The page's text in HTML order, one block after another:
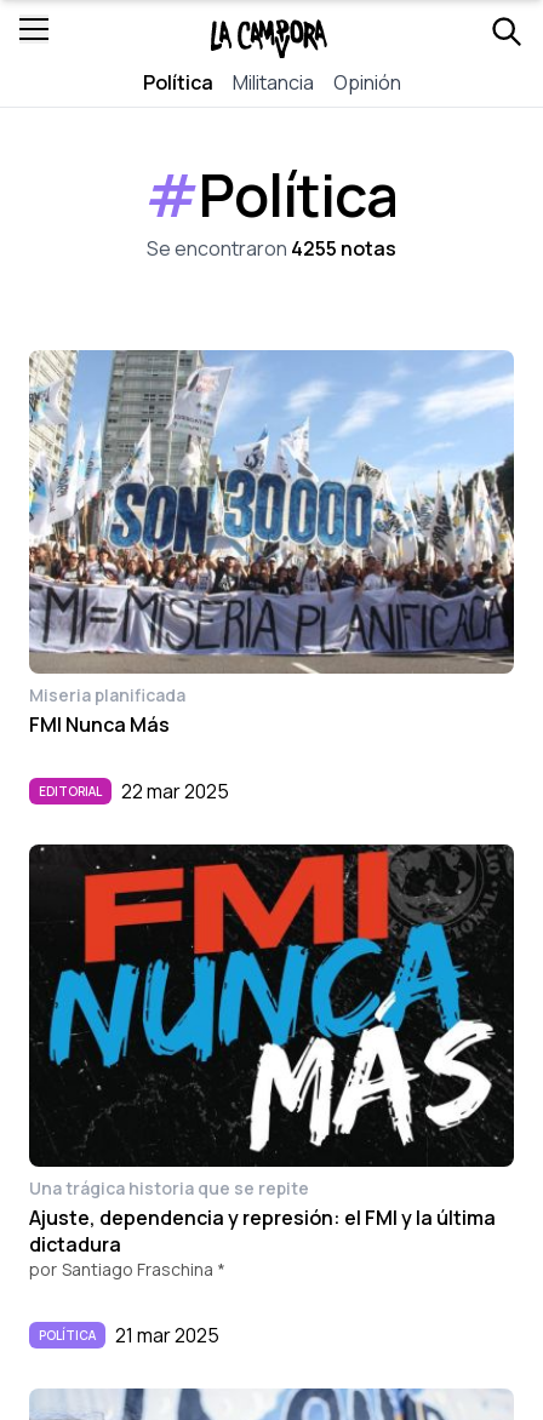
Política Militancia Opinión
#Política
Se encontraron 4255 notas
Miseria planificada
FMI Nunca Más
EDITORIAL 22 mar 2025
Una trágica historia que se repite
Ajuste, dependencia y represión: el FMI y la última
dictadura
por Santiago Fraschina *
POLÍTICA 21 mar 2025